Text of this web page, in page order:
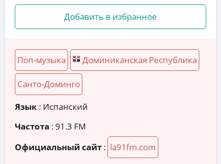
Добавить в избранное
Поп-музыка Доминиканская Республика
Санто-Доминго
Язык : Испанский
Частота : 91.3 FM
Официальный сайт : la91fm.com